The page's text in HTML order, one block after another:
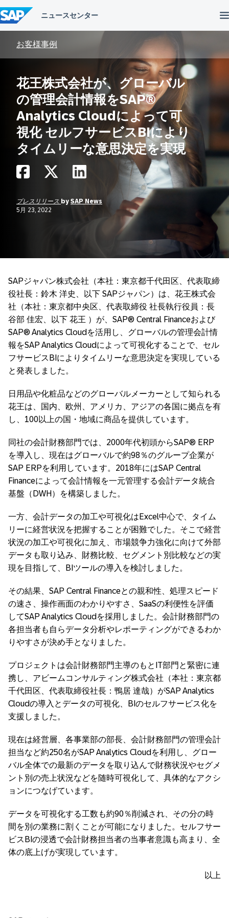
ン
テ
ン
お客様事例
花王株式会社が、グローバル
の管理会計情報をSAP®
Analytics Cloudによって可
視化 セルフサービスBIにより
タイムリーな意思決定を実現
プレスリリース by SAP News
5月 23, 2022
SAPジャパン株式会社（本社：東京都千代田区、代表取締
役社長：鈴木 洋史、以下 SAPジャパン）は、花王株式会
社（本社：東京都中央区、代表取締役 社長執行役員：長
谷部 佳宏、以下 花王 ）が、SAP® Central Financeおよび
SAP® Analytics Cloudを活用し、グローバルの管理会計情
報をSAP Analytics Cloudによって可視化することで、セル
フサービスBIによりタイムリーな意思決定を実現している
と発表しました。
日用品や化粧品などのグローバルメーカーとして知られる
花王は、国内、欧州、アメリカ、アジアの各国に拠点を有
し、100以上の国・地域に商品を提供しています。
同社の会計財務部門では、2000年代初頭からSAP® ERP
を導入し、現在はグローバルで約98％のグループ企業が
SAP ERPを利用しています。2018年にはSAP Central
Financeによって会計情報を一元管理する会計データ統合
基盤（DWH）を構築しました。
一方、会計データの加工や可視化はExcel中心で、タイム
リーに経営状況を把握することが困難でした。そこで経営
状況の加工や可視化に加え、市場競争力強化に向けて外部
データも取り込み、財務比較、セグメント別比較などの実
現を目指して、BIツールの導入を検討しました。
その結果、SAP Central Financeとの親和性、処理スピード
の速さ、操作画面のわかりやすさ、SaaSの利便性を評価
してSAP Analytics Cloudを採用しました。会計財務部門の
各担当者も自らデータ分析やレポーティングができるわか
りやすさが決め手となりました。
プロジェクトは会計財務部門主導のもとIT部門と緊密に連
携し、アビームコンサルティング株式会社（本社：東京都
千代田区、代表取締役社長：鴨居 達哉）がSAP Analytics
Cloudの導入とデータの可視化、BIのセルフサービス化を
支援しました。
現在は経営層、各事業部の部長、会計財務部門の管理会計
担当など約250名がSAP Analytics Cloudを利用し、グロー
バル全体での最新のデータを取り込んで財務状況やセグメ
ント別の売上状況などを随時可視化して、具体的なアクシ
ョンにつなげています。
データを可視化する工数も約90％削減され、その分の時
間を別の業務に割くことが可能になりました。セルフサー
ビスBIの浸透で会計財務担当者の当事者意識も高まり、全
体の底上げが実現しています。
以上